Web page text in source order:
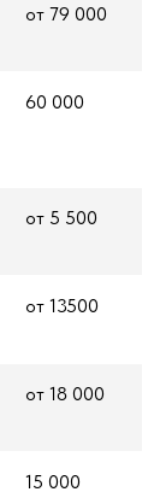
от 79 000
60 000
от 5 500
от 13500
от 18 000
15 000